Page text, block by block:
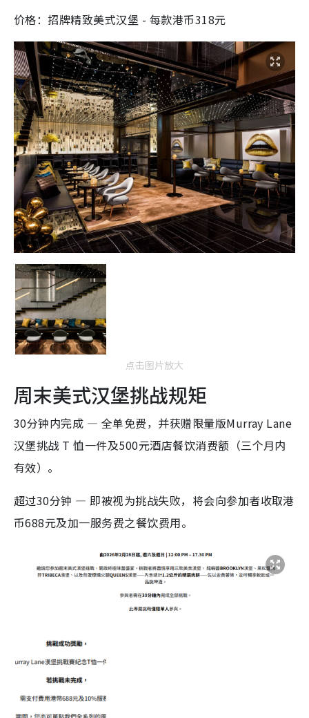
价格：招牌精致美式汉堡 - 每款港币318元
点击图片放大
周末美式汉堡挑战规矩
30分钟内完成 — 全单免费，并获赠限量版Murray Lane
汉堡挑战 T 恤一件及500元酒店餐饮消费额（三个月内
有效）。
超过30分钟 — 即被视为挑战失败，将会向参加者收取港
币688元及加一服务费之餐饮费用。